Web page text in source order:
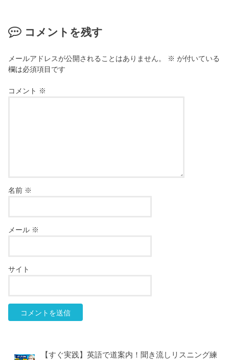
コメントを残す
メールアドレスが公開されることはありません。 ※ が付いている
欄は必須項目です
コメント ※
名前 ※
メール ※
サイト
【すぐ実践】英語で道案内！聞き流しリスニング練